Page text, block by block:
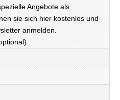
Angebote als
sie sich hier kostenlos und
anmelden.